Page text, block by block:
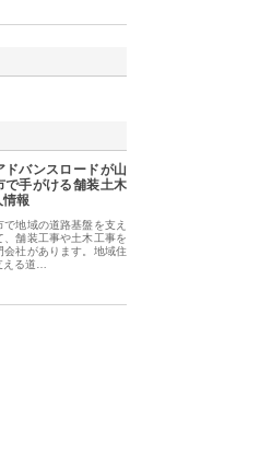
ドバンスロードが山
で手がける舗装土木
報
で地域の道路基盤を支え
、舗装工事や土木工事を
会社があります。地域住
える道…